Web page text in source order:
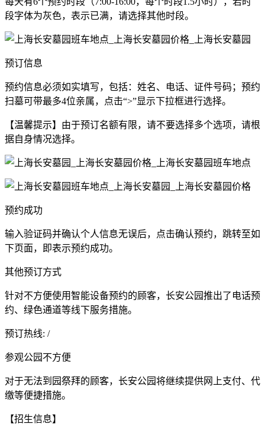
段字体为灰色，表示已满，请选择其他时段。
预订信息
预约信息必须如实填写，包括：姓名、电话、证件号码；预约
扫墓可带最多4位亲属，点击“>”显示下拉框进行选择。
【温馨提示】由于预订名额有限，请不要选择多个选项，请根
据自身情况选择。
预约成功
输入验证码并确认个人信息无误后，点击确认预约，跳转至如
下页面，即表示预约成功。
其他预订方式
针对不方便使用智能设备预约的顾客，长安公园推出了电话预
约、绿色通道等线下服务措施。
预订热线: /
参观公园不方便
对于无法到园祭拜的顾客，长安公园将继续提供网上支付、代
缴等便捷措施。
【招生信息】